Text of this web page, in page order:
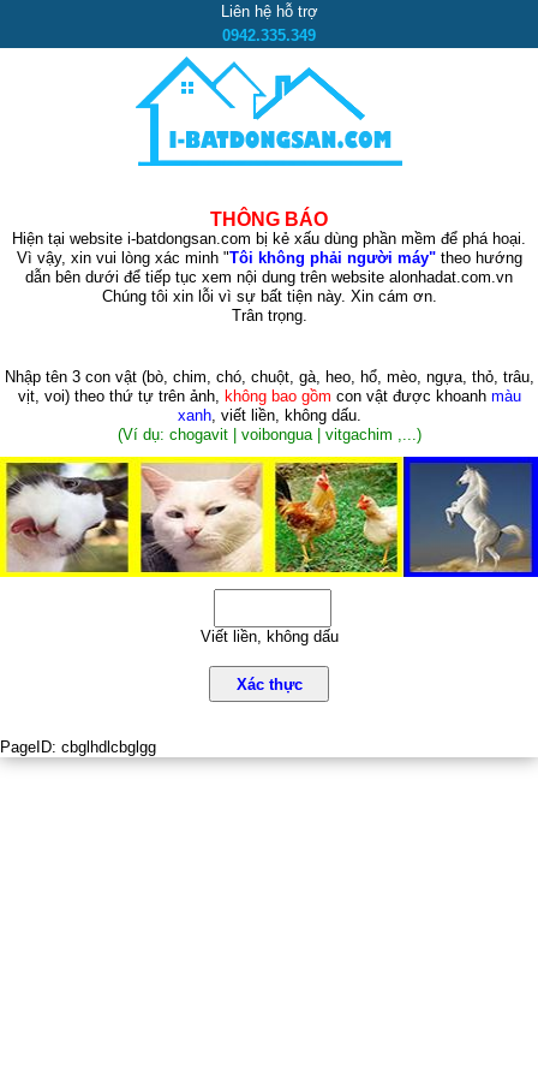
Liên hệ hỗ trợ
0942.335.349
THÔNG BÁO
Hiện tại website i-batdongsan.com bị kẻ xấu dùng phần mềm để phá hoại.
Vì vậy, xin vui lòng xác minh "Tôi không phải người máy"theo hướng
dẫn bên dưới để tiếp tục xem nội dung trên website alonhadat.com.vn
Chúng tôi xin lỗi vì sự bất tiện này. Xin cám ơn.
Trân trọng.
Nhập tên 3 con vật (bò, chim, chó, chuột, gà, heo, hổ, mèo, ngựa, thỏ, trâu,
vịt, voi)theo thứ tự trên ảnh, không bao gồm con vật được khoanh màu
xanh, viết liền, không dấu.
(Ví dụ: chogavit | voibongua | vitgachim ,...)
Viết liền, không dấu
Xác thực
PageID: cbglhdlcbglgg